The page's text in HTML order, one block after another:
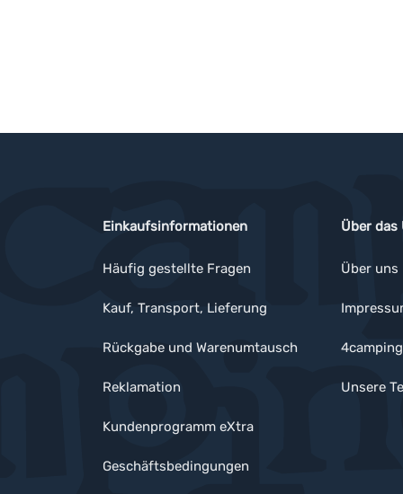
Einkaufsinformationen
Häufig gestellte Fragen
Kauf, Transport, Lieferung
Rückgabe und Warenumtausch
Reklamation
Kundenprogramm eXtra
Geschäftsbedingungen
Über das
Über uns
Unsere